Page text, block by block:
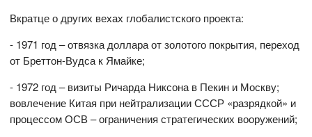
Вкратце о других вехах глобалистского проекта:
- 1971 год – отвязка доллара от золотого покрытия, переход
от Бреттон-Вудса к Ямайке;
- 1972 год – визиты Ричарда Никсона в Пекин и Москву;
вовлечение Китая при нейтрализации СССР «разрядкой» и
процессом ОСВ – ограничения стратегических вооружений;